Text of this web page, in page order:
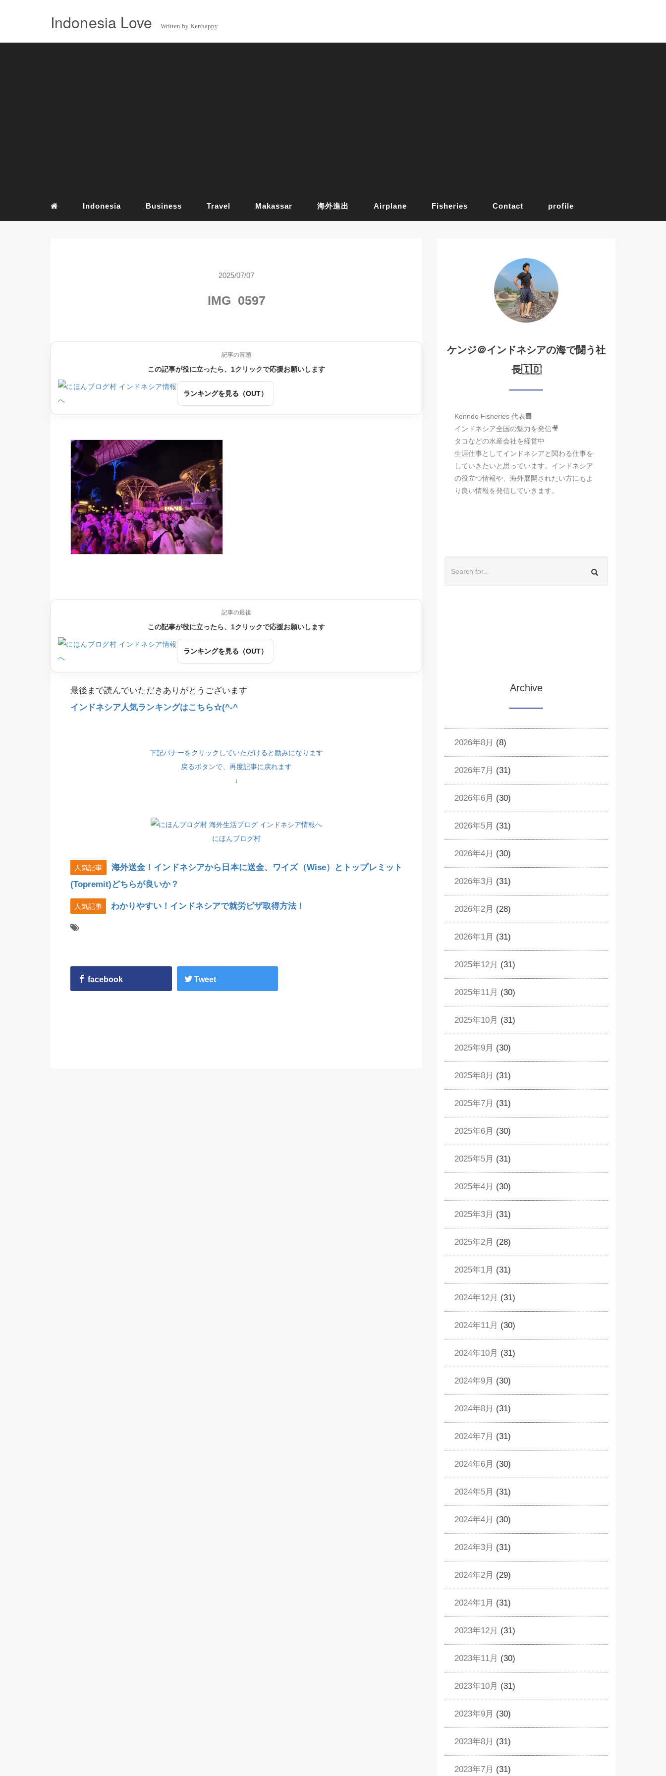
Indonesia Love Written by Kenhappy
Indonesia Business Travel Makassar 海外進出 Airplane Fisheries Contact profile
2025/07/07
IMG_0597
記事の冒頭
この記事が役に立ったら、1クリックで応援お願いします
ランキングを見る（OUT）
記事の最後
この記事が役に立ったら、1クリックで応援お願いします
ランキングを見る（OUT）
最後まで読んでいただきありがとうございます
インドネシア人気ランキングはこちら☆(^-^
下記バナーをクリックしていただけると励みになります
戻るボタンで、再度記事に戻れます
↓
にほんブログ村
人気記事
海外送金！インドネシアから日本に送金、ワイズ（Wise）とトップレミット
(Topremit)どちらが良いか？
人気記事 わかりやすい！インドネシアで就労ビザ取得方法！
facebook Tweet
ケンジ＠インドネシアの海で闘う社
長🇮🇩
Kenndo Fisheries 代表🏢
インドネシア全国の魅力を発信🎥
タコなどの水産会社を経営中
生涯仕事としてインドネシアと関わる仕事を
していきたいと思っています。インドネシア
の役立つ情報や、海外展開されたい方にもよ
り良い情報を発信していきます。
Archive
2026年8月 (8)
2026年7月 (31)
2026年6月 (30)
2026年5月 (31)
2026年4月 (30)
2026年3月 (31)
2026年2月 (28)
2026年1月 (31)
2025年12月 (31)
2025年11月 (30)
2025年10月 (31)
2025年9月 (30)
2025年8月 (31)
2025年7月 (31)
2025年6月 (30)
2025年5月 (31)
2025年4月 (30)
2025年3月 (31)
2025年2月 (28)
2025年1月 (31)
2024年12月 (31)
2024年11月 (30)
2024年10月 (31)
2024年9月 (30)
2024年8月 (31)
2024年7月 (31)
2024年6月 (30)
2024年5月 (31)
2024年4月 (30)
2024年3月 (31)
2024年2月 (29)
2024年1月 (31)
2023年12月 (31)
2023年11月 (30)
2023年10月 (31)
2023年9月 (30)
2023年8月 (31)
2023年7月 (31)